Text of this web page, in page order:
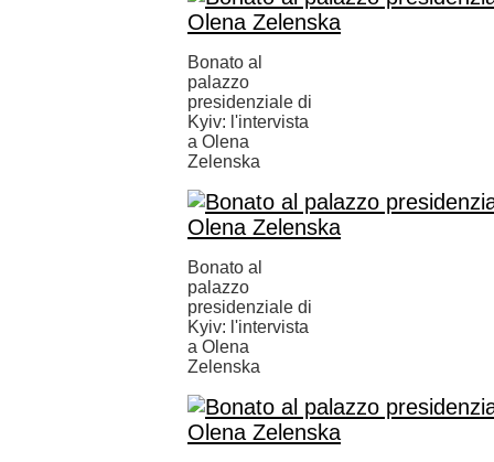
Bonato al
palazzo
presidenziale di
Kyiv: l'intervista
a Olena
Zelenska
Bonato al
palazzo
presidenziale di
Kyiv: l'intervista
a Olena
Zelenska